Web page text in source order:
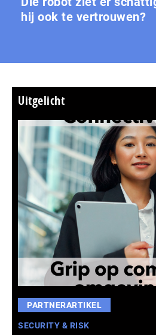
hij ook te vertrouwen?
Uitgelicht
PARTNERARTIKEL
SECURITY & RISK